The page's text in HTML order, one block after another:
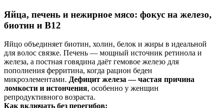
Яйца, печень и нежирное мясо: фокус на железо,
биотин и B12
Яйцо объединяет биотин, холин, белок и жиры в идеальной
для волос связке. Печень — мощный источник ретинола и
железа, а постная говядина даёт гемовое железо для
пополнения ферритина, когда рацион беден
микроэлементами. Дефицит железа — частая причина
ломкости и истончения, особенно у женщин
репродуктивного возраста.
Как включать без перегибов: